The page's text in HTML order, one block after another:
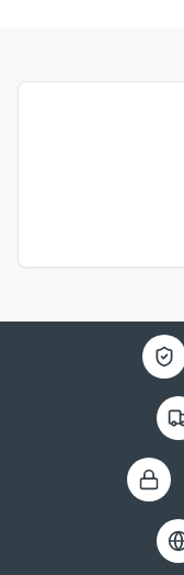
Politique de confidentialité